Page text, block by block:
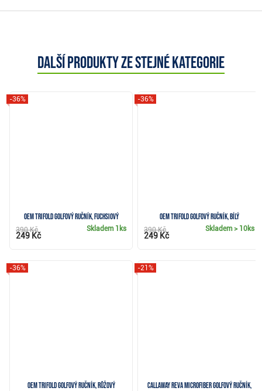
Další produkty ze stejné kategorie
OEM TriFold golfový ručník, fuchsiový
-36%
Skladem 1ks
390 Kč
249 Kč
OEM Trifold golfový ručník, bílý
-36%
Skladem> 10ks
390 Kč
249 Kč
OEM TriFold golfový ručník, růžový
-36%
Callaway Reva Microfiber golfový ručník,
-21%